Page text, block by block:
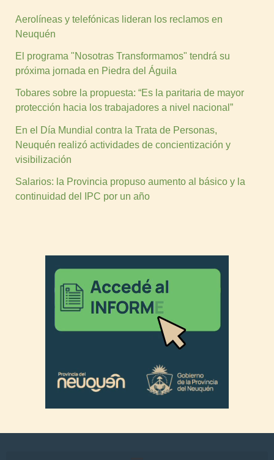
Aerolíneas y telefónicas lideran los reclamos en
Neuquén
El programa "Nosotras Transformamos" tendrá su
próxima jornada en Piedra del Águila
Tobares sobre la propuesta: “Es la paritaria de mayor
protección hacia los trabajadores a nivel nacional”
En el Día Mundial contra la Trata de Personas,
Neuquén realizó actividades de concientización y
visibilización
Salarios: la Provincia propuso aumento al básico y la
continuidad del IPC por un año